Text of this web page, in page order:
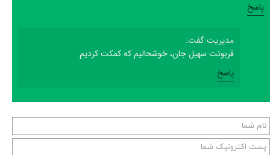
پاسخ
مدیریت گفت:
قربونت سهیل جان، خوشحالیم که کمکت کردیم
پاسخ